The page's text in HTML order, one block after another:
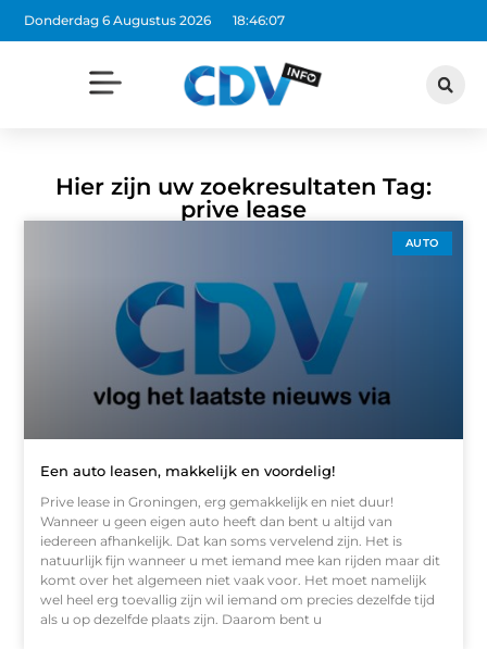
Donderdag 6 Augustus 2026 18:46:07
Hier zijn uw zoekresultaten Tag:
prive lease
AUTO
Een auto leasen, makkelijk en voordelig!
Prive lease in Groningen, erg gemakkelijk en niet duur!
Wanneer u geen eigen auto heeft dan bent u altijd van
iedereen afhankelijk. Dat kan soms vervelend zijn. Het is
natuurlijk fijn wanneer u met iemand mee kan rijden maar dit
komt over het algemeen niet vaak voor. Het moet namelijk
wel heel erg toevallig zijn wil iemand om precies dezelfde tijd
als u op dezelfde plaats zijn. Daarom bent u